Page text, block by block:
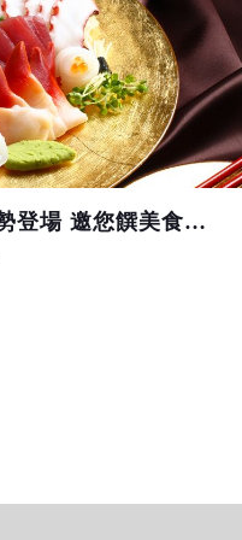
屏東黑鮪魚季5/7強勢登場 邀您饌美食、品燒酌